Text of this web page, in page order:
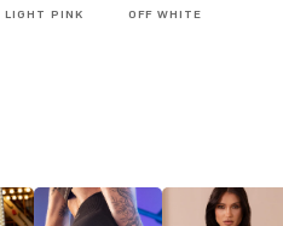
LIGHT PINK OFF WHITE